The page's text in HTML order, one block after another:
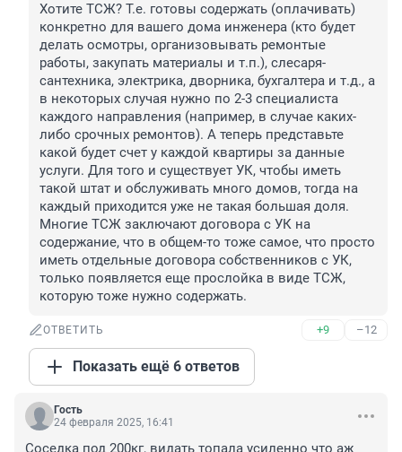
Хотите ТСЖ? Т.е. готовы содержать (оплачивать)
конкретно для вашего дома инженера (кто будет
делать осмотры, организовывать ремонтые
работы, закупать материалы и т.п.), слесаря-
сантехника, электрика, дворника, бухгалтера и т.д., а
в некоторых случая нужно по 2-3 специалиста
каждого направления (например, в случае каких-
либо срочных ремонтов). А теперь представьте
какой будет счет у каждой квартиры за данные
услуги. Для того и существует УК, чтобы иметь
такой штат и обслуживать много домов, тогда на
каждый приходится уже не такая большая доля.
Многие ТСЖ заключают договора с УК на
содержание, что в общем-то тоже самое, что просто
иметь отдельные договора собственников с УК,
только появляется еще прослойка в виде ТСЖ,
которую тоже нужно содержать.
ОТВЕТИТЬ +9 –12
Показать ещё 6 ответов
Гость
24 февраля 2025, 16:41
Соседка под 200кг, видать топала усиленно что аж